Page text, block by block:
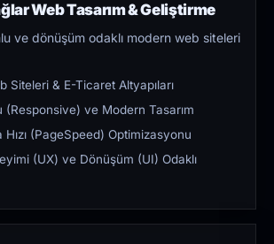
Web Tasarım & Geliştirme
ve dönüşüm odaklı modern web siteleri
Siteleri & E-Ticaret Altyapıları
(Responsive) ve Modern Tasarım
(PageSpeed) Optimizasyonu
(UX) ve Dönüşüm (UI) Odaklı